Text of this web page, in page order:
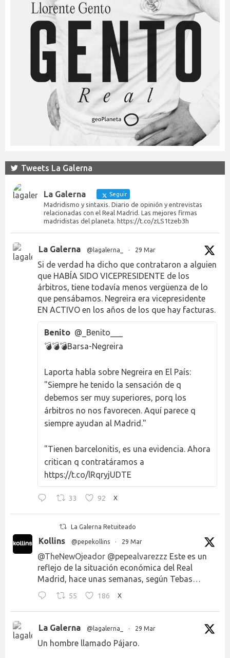
Tweets La Galerna
La Galerna Seguir
Madridismo y sintaxis. Diario de opinión y entrevistas
relacionadas con el Real Madrid. Las mejores firmas
madridistas del planeta. https://t.co/zLS1tzeb3h
La Galerna @lagalerna_ · 29 Mar
Si de verdad ha dicho que contrataron a alguien
que HABÍA SIDO VICEPRESIDENTE de los
árbitros, tiene todavía menos vergüenza de lo
que pensábamos. Negreira era vicepresidente
EN ACTIVO en los años de los que hay facturas.
Benito @_Benito___
💣💣💣Barsa-Negreira
Laporta habla sobre Negreira en El País:
"Siempre he tenido la sensación de q
debemos ser muy superiores, porq los
árbitros no nos favorecen. Aquí parece q
siempre ayudan al Madrid."
"Tienen barcelonitis, es una evidencia. Ahora
critican q contratáramos a
https://t.co/lRqryjUDTE
33 92 X
La Galerna Retuiteado
Kollins @pepekollins · 29 Mar
@TheNewOjeador @pepealvarezzz Este es un
reflejo de la situación económica del Real
Madrid, hace unas semanas, según Tebas…
55 186 X
La Galerna @lagalerna_ · 29 Mar
Un hombre llamado Pájaro.